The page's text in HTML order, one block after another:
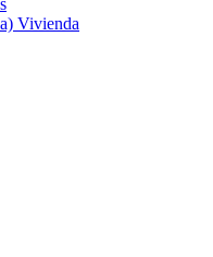
Vivienda